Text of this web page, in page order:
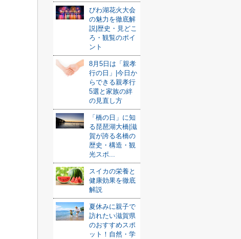
びわ湖花火大会
の魅力を徹底解
説|歴史・見どこ
ろ・観覧のポイ
ント
8月5日は「親孝
行の日」|今日か
らできる親孝行
5選と家族の絆
の見直し方
「橋の日」に知
る琵琶湖大橋|滋
賀が誇る名橋の
歴史・構造・観
光スポ...
スイカの栄養と
健康効果を徹底
解説
夏休みに親子で
訪れたい滋賀県
のおすすめスポ
ット！自然・学